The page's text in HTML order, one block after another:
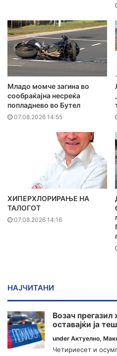
Младо момче загина во
сообраќајна несреќа
попладнево во Бутел
07.08.2026 14:55
ХИПЕРХЛОРИРАЊЕ НА
ТАЛОГОТ
07.08.2026 14:16
НАЈЧИТАНИ
Возач прегазил
оставајќи ја
under Актуелно,
Четириесет и